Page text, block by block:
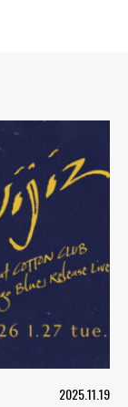
2025.11.19